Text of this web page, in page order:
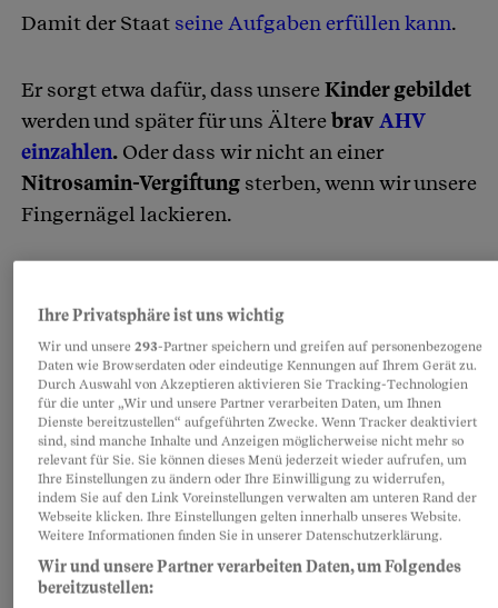
Damit der Staat seine Aufgaben erfüllen kann.
Er sorgt etwa dafür, dass unsereKinder gebildet
werden und später für uns ÄlterebravAHV
einzahlen. Oder dass wir nicht an einer
Nitrosamin-Vergiftung sterben, wenn wir unsere
Fingernägel lackieren.
Ihre Privatsphäre ist uns wichtig
Wir und unsere 293-Partner speichern und greifen auf personenbezogene
Daten wie Browserdaten oder eindeutige Kennungen auf Ihrem Gerät zu.
Durch Auswahl von Akzeptieren aktivieren Sie Tracking-Technologien
für die unter „Wir und unsere Partner verarbeiten Daten, um Ihnen
Dienste bereitzustellen“ aufgeführten Zwecke. Wenn Tracker deaktiviert
sind, sind manche Inhalte und Anzeigen möglicherweise nicht mehr so
relevant für Sie. Sie können dieses Menü jederzeit wieder aufrufen, um
Ihre Einstellungen zu ändern oder Ihre Einwilligung zu widerrufen,
indem Sie auf den Link Voreinstellungen verwalten am unteren Rand der
Webseite klicken. Ihre Einstellungen gelten innerhalb unseres Website.
Weitere Informationen finden Sie in unserer Datenschutzerklärung.
Wir und unsere Partner verarbeiten Daten, um Folgendes
bereitzustellen: